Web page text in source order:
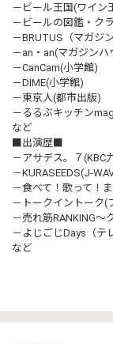
－ビール王国(ワイン
－ビールの図鑑・ク
－BRUTUS（マガジ
－an・an(マガジンハ
－CanCam(小学館)
－DIME(小学館)
－東京人(都市出版)
－るるぶキッチン
など
■出演歴■
－アサデス。７(KBC
－KURASEEDS(J-
－食べて！歌って！
－トークイントーク(
－売れ筋RANKING～
－よじごじDays（テ
など